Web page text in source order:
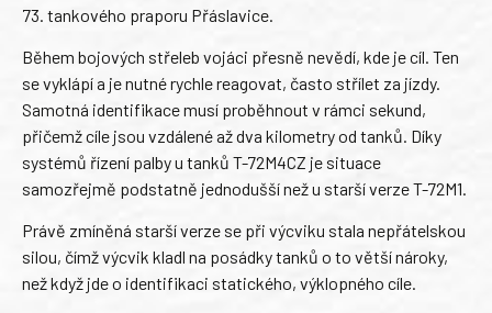
73. tankového praporu Přáslavice.
Během bojových střeleb vojáci přesně nevědí, kde je cíl. Ten
se vyklápí a je nutné rychle reagovat, často střílet za jízdy.
Samotná identifikace musí proběhnout v rámci sekund,
přičemž cíle jsou vzdálené až dva kilometry od tanků. Díky
systémů řízení palby u tanků T-72M4CZ je situace
samozřejmě podstatně jednodušší než u starší verze T-72M1.
Právě zmíněná starší verze se při výcviku stala nepřátelskou
silou, čímž výcvik kladl na posádky tanků o to větší nároky,
než když jde o identifikaci statického, výklopného cíle.